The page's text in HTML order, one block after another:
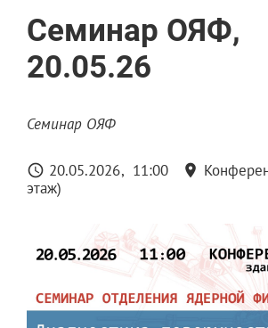
Семинар ОЯФ,
20.05.26
Семинар ОЯФ
20.05.2026 11:00
этаж)